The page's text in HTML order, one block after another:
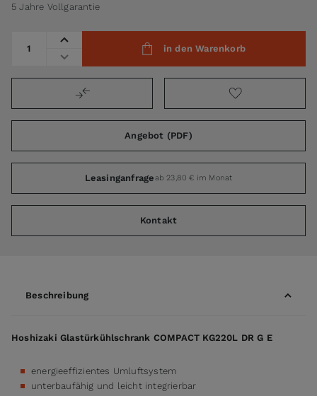
5 Jahre Vollgarantie
in den Warenkorb
Angebot (PDF)
Leasinganfrageab 23,80 € im Monat
Kontakt
Beschreibung
Hoshizaki Glastürkühlschrank COMPACT KG220L DR G E
energieeffizientes Umluftsystem
unterbaufähig und leicht integrierbar